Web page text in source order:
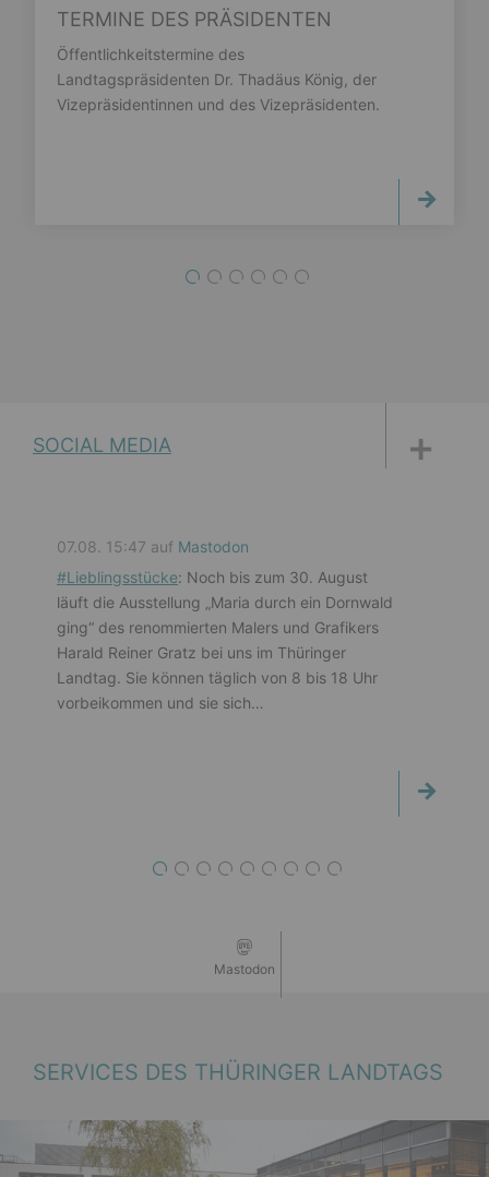
TERMINE DES PRÄSIDENTEN
Öffentlichkeitstermine des
Landtagspräsidenten Dr. Thadäus König, der
Vizepräsidentinnen und des Vizepräsidenten.
1 2 3 4 5
SOCIAL MEDIA
07.08. 15:47 auf Mastodon
#Lieblingsstücke: Noch bis zum 30. August
läuft die Ausstellung „Maria durch ein Dornwald
ging“ des renommierten Malers und Grafikers
Harald Reiner Gratz bei uns im Thüringer
Landtag. Sie können täglich von 8 bis 18 Uhr
vorbeikommen und sie sich…
1 2 3 4 5 6 7 8
Mastodon
SERVICES DES THÜRINGER LANDTAGS